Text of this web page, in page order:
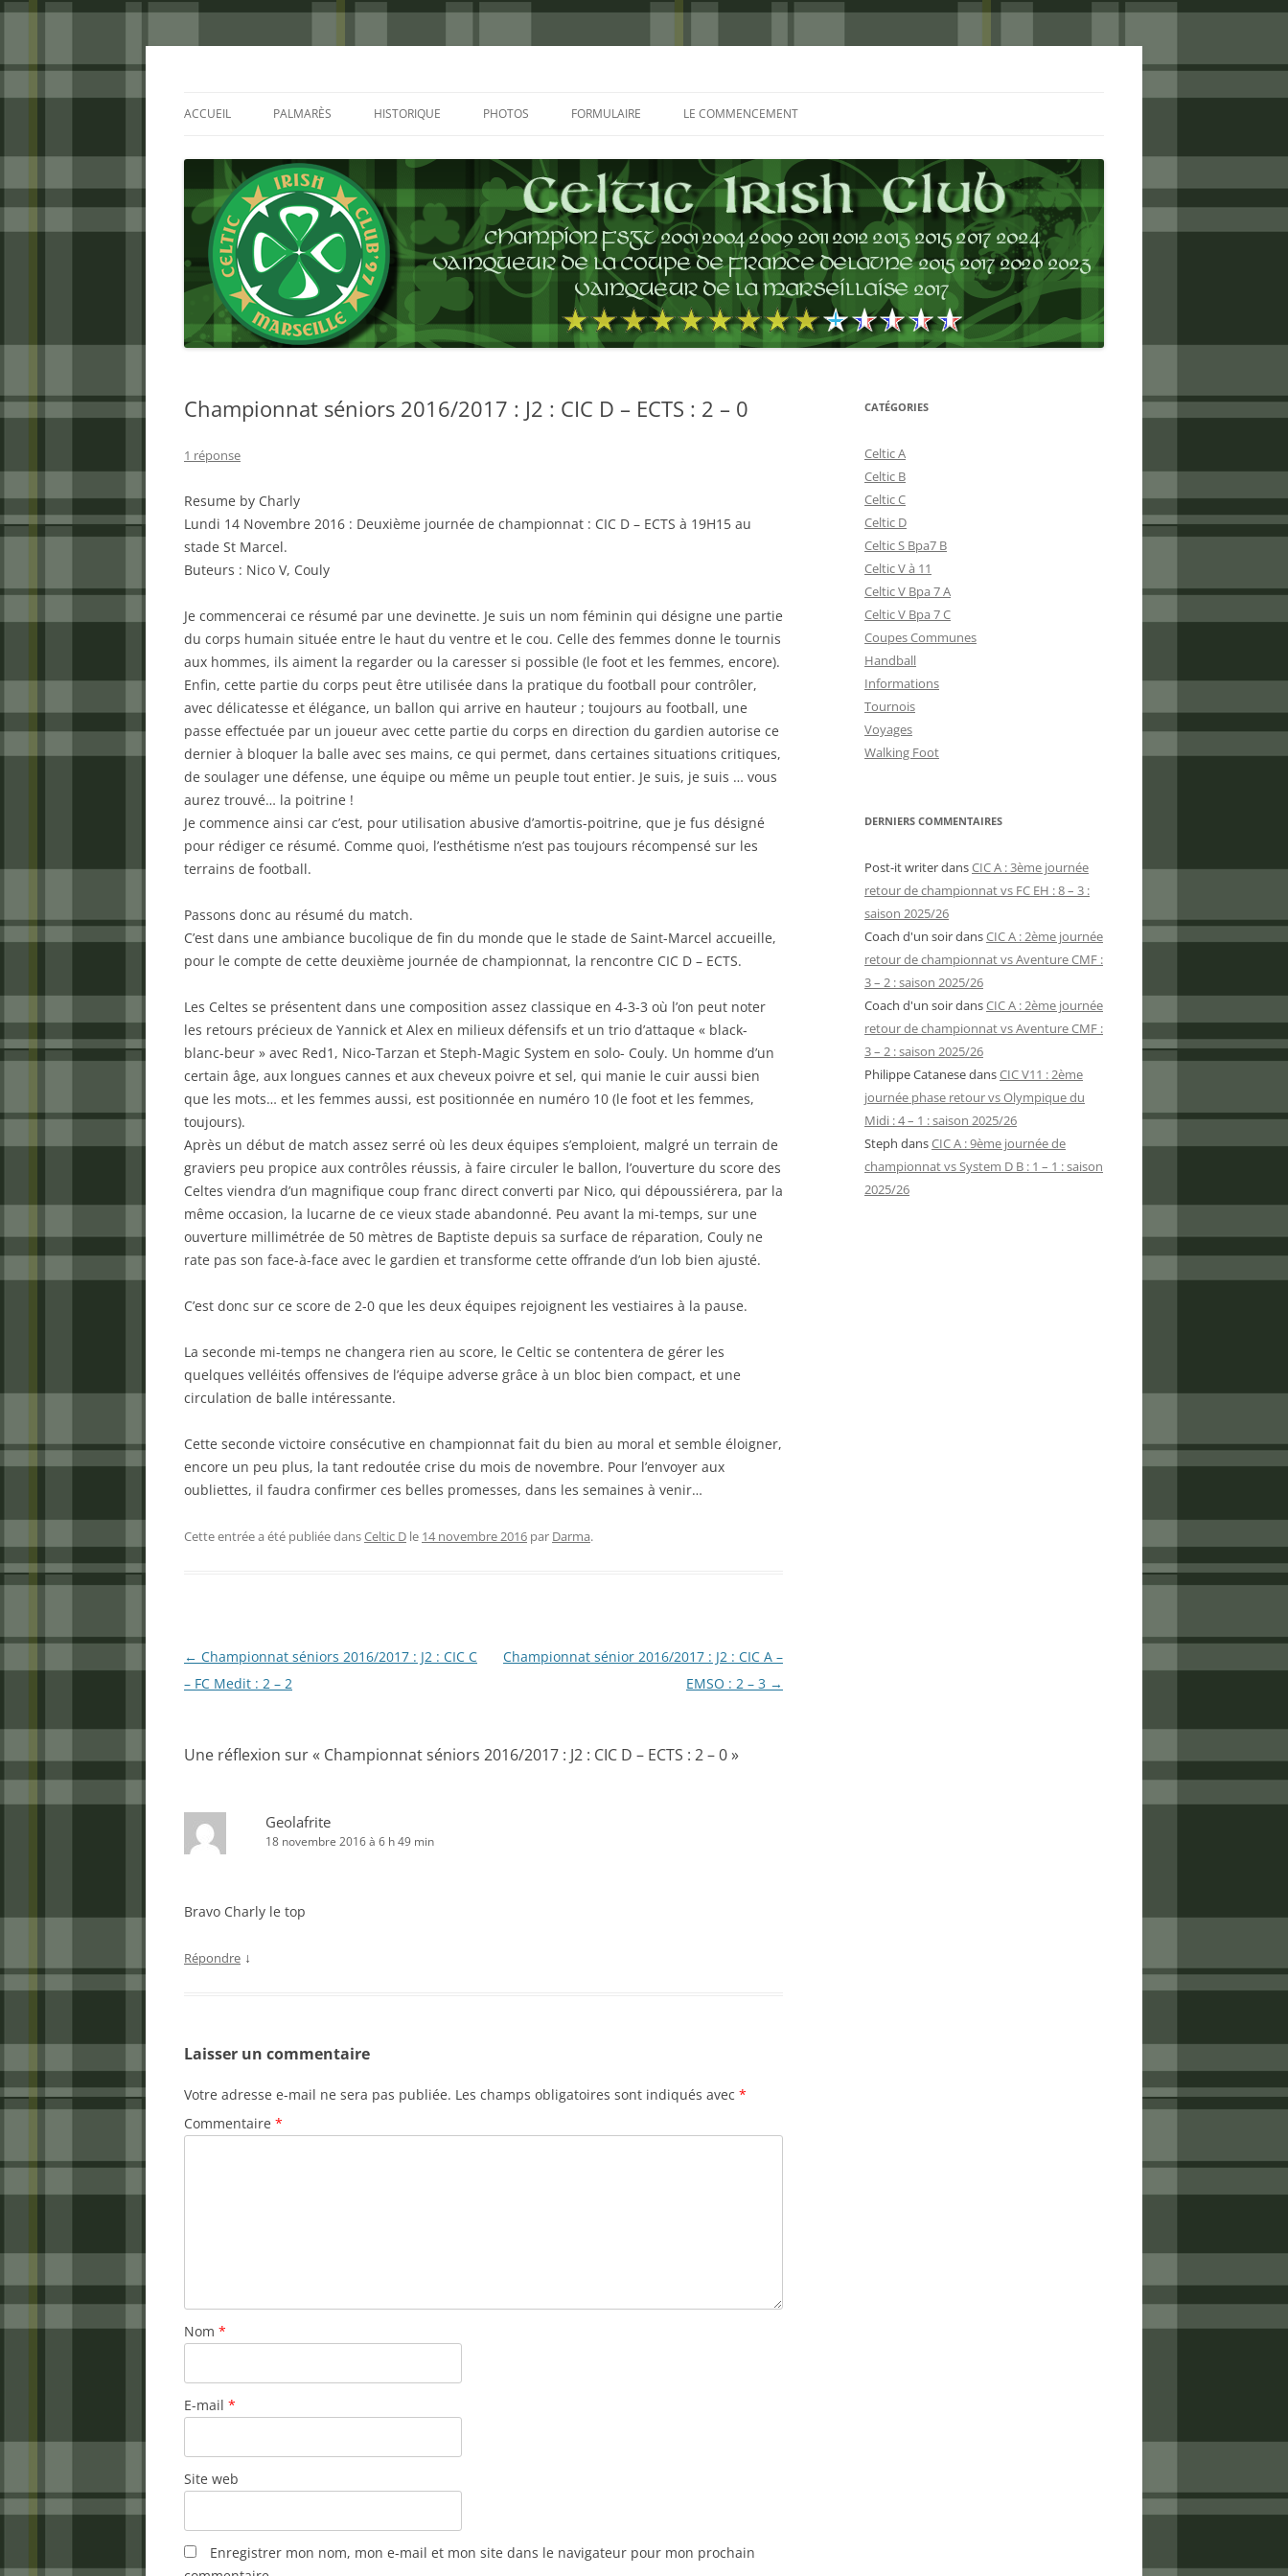
Aller
ACCUEIL PALMARÈS HISTORIQUE PHOTOS
GLASGOW 2002
CHARLIE & THE BHOYS 2006
PRAGUE 2006
NICE 2008
FORMULAIRE LE COMMENCEMENT
Championnat séniors 2016/2017 : J2 : CIC D – ECTS : 2 – 0
1 réponse
Resume by Charly
Lundi 14 Novembre 2016 : Deuxième journée de championnat : CIC D – ECTS à 19H15 au
stade St Marcel.
Buteurs : Nico V, Couly
Je commencerai ce résumé par une devinette. Je suis un nom féminin qui désigne une partie
du corps humain située entre le haut du ventre et le cou. Celle des femmes donne le tournis
aux hommes, ils aiment la regarder ou la caresser si possible (le foot et les femmes, encore).
Enfin, cette partie du corps peut être utilisée dans la pratique du football pour contrôler,
avec délicatesse et élégance, un ballon qui arrive en hauteur ; toujours au football, une
passe effectuée par un joueur avec cette partie du corps en direction du gardien autorise ce
dernier à bloquer la balle avec ses mains, ce qui permet, dans certaines situations critiques,
de soulager une défense, une équipe ou même un peuple tout entier. Je suis, je suis … vous
aurez trouvé… la poitrine !
Je commence ainsi car c’est, pour utilisation abusive d’amortis-poitrine, que je fus désigné
pour rédiger ce résumé. Comme quoi, l’esthétisme n’est pas toujours récompensé sur les
terrains de football.
Passons donc au résumé du match.
C’est dans une ambiance bucolique de fin du monde que le stade de Saint-Marcel accueille,
pour le compte de cette deuxième journée de championnat, la rencontre CIC D – ECTS.
Les Celtes se présentent dans une composition assez classique en 4-3-3 où l’on peut noter
les retours précieux de Yannick et Alex en milieux défensifs et un trio d’attaque « black-
blanc-beur » avec Red1, Nico-Tarzan et Steph-Magic System en solo- Couly. Un homme d’un
certain âge, aux longues cannes et aux cheveux poivre et sel, qui manie le cuir aussi bien
que les mots… et les femmes aussi, est positionnée en numéro 10 (le foot et les femmes,
toujours).
Après un début de match assez serré où les deux équipes s’emploient, malgré un terrain de
graviers peu propice aux contrôles réussis, à faire circuler le ballon, l’ouverture du score des
Celtes viendra d’un magnifique coup franc direct converti par Nico, qui dépoussiérera, par la
même occasion, la lucarne de ce vieux stade abandonné. Peu avant la mi-temps, sur une
ouverture millimétrée de 50 mètres de Baptiste depuis sa surface de réparation, Couly ne
rate pas son face-à-face avec le gardien et transforme cette offrande d’un lob bien ajusté.
C’est donc sur ce score de 2-0 que les deux équipes rejoignent les vestiaires à la pause.
La seconde mi-temps ne changera rien au score, le Celtic se contentera de gérer les
quelques velléités offensives de l’équipe adverse grâce à un bloc bien compact, et une
circulation de balle intéressante.
Cette seconde victoire consécutive en championnat fait du bien au moral et semble éloigner,
encore un peu plus, la tant redoutée crise du mois de novembre. Pour l’envoyer aux
oubliettes, il faudra confirmer ces belles promesses, dans les semaines à venir…
Cette entrée a été publiée dansCeltic D le 14 novembre 2016 par Darma.
Navigation
des
← Championnat séniors 2016/2017 : J2 : CIC C
– FC Medit : 2 – 2
Championnat sénior 2016/2017 : J2 : CIC A –
EMSO : 2 – 3 →
Une réflexion sur « Championnat séniors 2016/2017 : J2 : CIC D – ECTS : 2 – 0»
Geolafrite
18 novembre 2016 à 6 h 49 min
Bravo Charly le top
Répondre ↓
Laisser un commentaire
Votre adresse e-mail ne sera pas publiée. Les champs obligatoires sont indiqués avec *
Commentaire *
Nom *
E-mail *
Site web
Enregistrer mon nom, mon e-mail et mon site dans le navigateur pour mon prochain
CATÉGORIES
Celtic A
Celtic B
Celtic C
Celtic D
Celtic S Bpa7 B
Celtic V à 11
Celtic V Bpa 7 A
Celtic V Bpa 7 C
Coupes Communes
Handball
Informations
Tournois
Voyages
Walking Foot
DERNIERS COMMENTAIRES
Post-it writerdansCIC A : 3ème journée
retour de championnat vs FC EH : 8 – 3 :
saison 2025/26
Coach d'un soirdansCIC A : 2ème journée
retour de championnat vs Aventure CMF :
3 – 2 : saison 2025/26
Coach d'un soirdansCIC A : 2ème journée
retour de championnat vs Aventure CMF :
3 – 2 : saison 2025/26
Philippe CatanesedansCIC V11 : 2ème
journée phase retour vs Olympique du
Midi : 4 – 1 : saison 2025/26
Steph dansCIC A : 9ème journée de
championnat vs System D B : 1 – 1 : saison
2025/26